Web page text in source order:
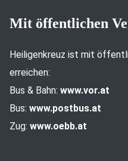
Mit öffentlichen
Heiligenkreuz ist mit
erreichen:
Bus & Bahn: www.vor.at
Bus: www.postbus.at
Zug: www.oebb.at